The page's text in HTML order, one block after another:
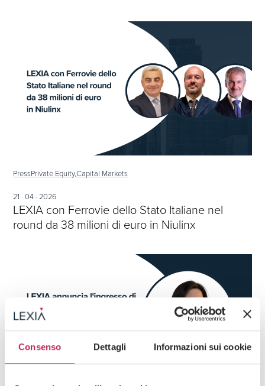
Consenso Dettagli Informazioni sui cookie
PressPrivate Equity,Capital Markets
21 · 04 · 2026
LEXIA con Ferrovie dello Stato Italiane nel
round da 38 milioni di euro in Niulinx